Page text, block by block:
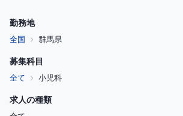
勤務地
全国 群馬県
募集科目
全て 小児科
求人の種類